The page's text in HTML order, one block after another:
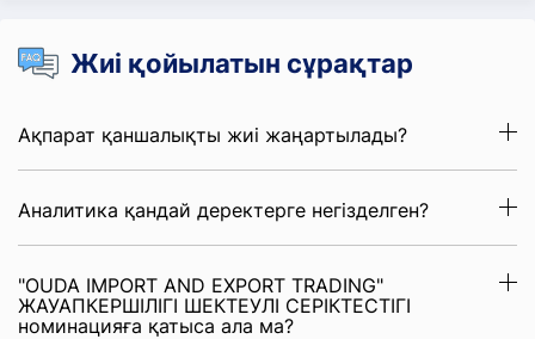
Жиі қойылатын сұрақтар
Ақпарат қаншалықты жиі жаңартылады?
Аналитика қандай деректерге негізделген?
"OUDA IMPORT AND EXPORT ТRADING"
ЖАУАПКЕРШІЛІГІ ШЕКТЕУЛІ СЕРІКТЕСТІГІ
номинацияға қатыса ала ма?